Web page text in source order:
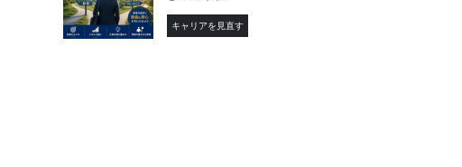
キャリアを見直す